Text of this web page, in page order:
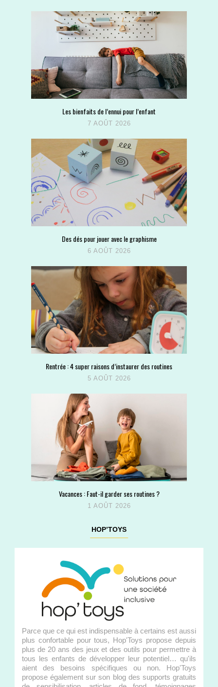
Les bienfaits de l’ennui pour l’enfant
7 AOÛT 2026
Des dés pour jouer avec le graphisme
6 AOÛT 2026
Rentrée : 4 super raisons d’instaurer des routines
5 AOÛT 2026
Vacances : Faut-il garder ses routines ?
1 AOÛT 2026
HOP’TOYS
Parce que ce qui est indispensable à certains est aussi
plus confortable pour tous, Hop'Toys propose depuis
plus de 20 ans des jeux et des outils pour permettre à
tous les enfants de développer leur potentiel… qu'ils
aient des besoins spécifiques ou non. Hop'Toys
propose également sur son blog des supports gratuits